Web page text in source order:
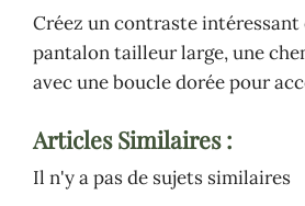
Créez un contraste
pantalon tailleur large, une
avec une boucle dorée pour
Articles Similaires :
Il n'y a pas de sujets similaires